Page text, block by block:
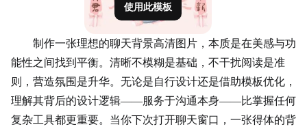
使用此模板
制作一张理想的聊天背景高清图片，本质是在美感与功
能性之间找到平衡。清晰不模糊是基础，不干扰阅读是准
则，营造氛围是升华。无论是自行设计还是借助模板优化，
理解其背后的设计逻辑——服务于沟通本身——比掌握任何
复杂工具都更重要。当你下次打开聊天窗口，一张得体的背